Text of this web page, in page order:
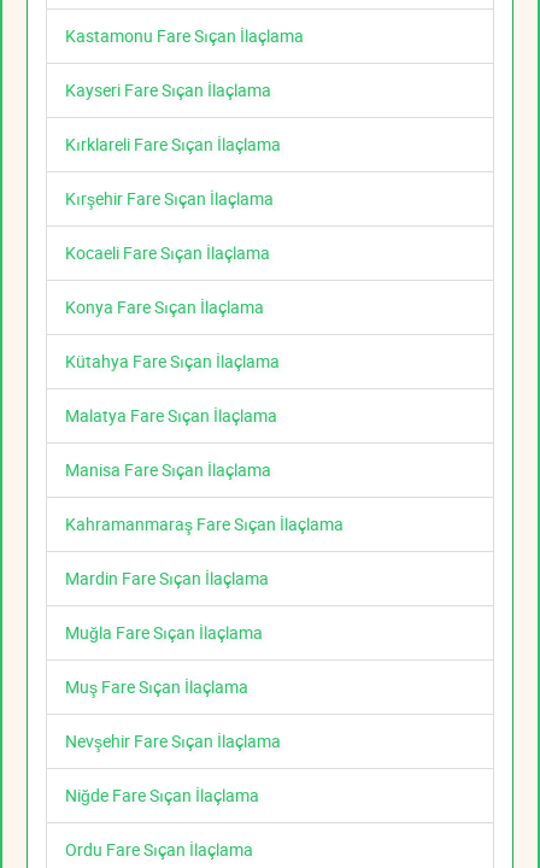
Kastamonu Fare Sıçan İlaçlama
Kayseri Fare Sıçan İlaçlama
Kırklareli Fare Sıçan İlaçlama
Kırşehir Fare Sıçan İlaçlama
Kocaeli Fare Sıçan İlaçlama
Konya Fare Sıçan İlaçlama
Kütahya Fare Sıçan İlaçlama
Malatya Fare Sıçan İlaçlama
Manisa Fare Sıçan İlaçlama
Kahramanmaraş Fare Sıçan İlaçlama
Mardin Fare Sıçan İlaçlama
Muğla Fare Sıçan İlaçlama
Muş Fare Sıçan İlaçlama
Nevşehir Fare Sıçan İlaçlama
Niğde Fare Sıçan İlaçlama
Ordu Fare Sıçan İlaçlama